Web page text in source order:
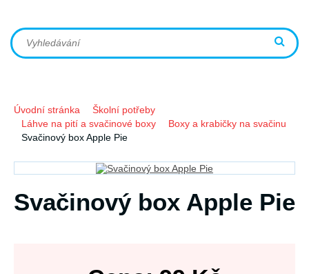
Úvodní stránka
Školní potřeby
Láhve na pití a svačinové boxy
Boxy a krabičky na svačinu
Svačinový box Apple Pie
Svačinový box Apple Pie